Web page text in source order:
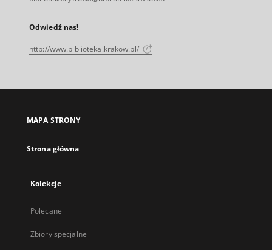
Odwiedź nas!
http://www.biblioteka.krakow.pl/
MAPA STRONY
Strona główna
Kolekcje
Polecane
Zbiory specjalne